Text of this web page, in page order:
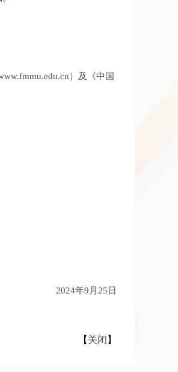
）及《中国
2024年9月25日
【 关闭 】